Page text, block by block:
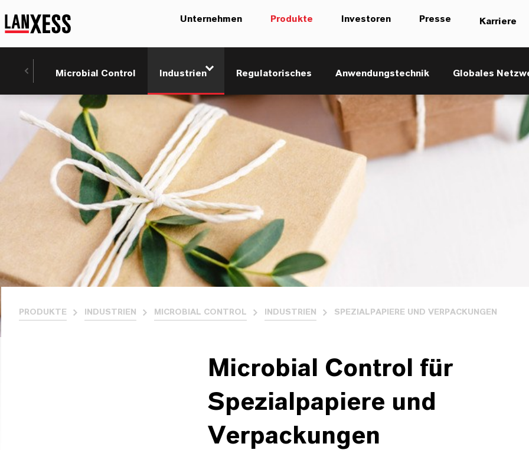
Unternehmen Produkte Investoren Presse Karriere
Microbial Control Industrien Regulatorisches Anwendungstechnik Globales
PRODUKTE INDUSTRIEN MICROBIAL CONTROL INDUSTRIEN SPEZIALPAPIERE UND VERPACKUNGEN
Microbial Control für
Spezialpapiere und
Verpackungen